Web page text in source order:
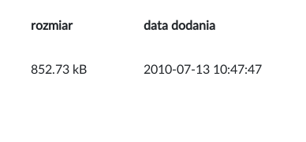
rozmiar data dodania
852.73 kB 2010-07-13 10:47:47